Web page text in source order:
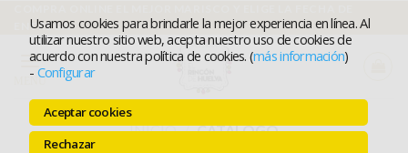
Usamos cookies para brindarle la mejor experiencia en línea. Al
utilizar nuestro sitio web, acepta nuestro uso de cookies de
acuerdo con nuestra política de cookies. (más información)
- Configurar
Aceptar cookies
Rechazar
contenido
ENTREGA
MENÚ
INICIO / CATÁLOGO